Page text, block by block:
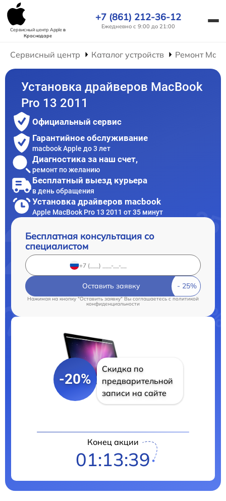
Сервисный центр Appleв
Краснодаре
+7 (861) 212-36-12
Ежедневно с 9:00 до 21:00
Сервисный центр Каталог устройств Ремонт
Установка драйверов MacBook
Pro 13 2011
Официальный сервис
Гарантийное обслуживание
macbook Apple до 3 лет
Диагностика за наш счет,
ремонт по желанию
Бесплатный выезд курьера
в день обращения
Установка драйверов macbook
Apple MacBook Pro 13 2011 от 35 минут
Бесплатная консультация со
специалистом
Оставить заявку
Нажимая на кнопку "Оставить заявку" Вы соглашаетесь cполитикой
конфиденциальности
-20%
Скидка по
предварительной
записи на сайте
Конец акции
01:13:38